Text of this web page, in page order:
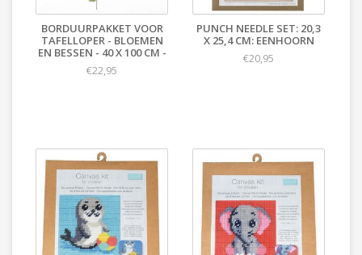
BORDUURPAKKET VOOR
TAFELLOPER - BLOEMEN
EN BESSEN - 40 X 100 CM -
€22,95
PUNCH NEEDLE SET: 20,3
X 25,4 CM: EENHOORN
€20,95